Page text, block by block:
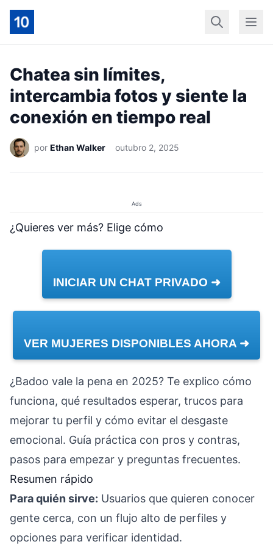
InícioGeral
Chatea sin límites,
intercambia fotos y siente la
conexión en tiempo real
por Ethan Walker outubro 2, 2025
Ads
¿Quieres ver más? Elige cómo
INICIAR UN CHAT PRIVADO ➜
VER MUJERES DISPONIBLES AHORA ➜
¿Badoo vale la pena en 2025? Te explico cómo
funciona, qué resultados esperar, trucos para
mejorar tu perfil y cómo evitar el desgaste
emocional. Guía práctica con pros y contras,
pasos para empezar y preguntas frecuentes.
Resumen rápido
Para quién sirve: Usuarios que quieren conocer
gente cerca, con un flujo alto de perfiles y
opciones para verificar identidad.